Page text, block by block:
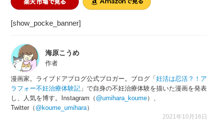
[show_pocke_banner]
海原こうめ
作者
漫画家。ライブドアブログ公式ブロガー。ブログ「妊活は忍活？！ア
ラフォー不妊治療体験記 」で自身の不妊治療体験を描いた漫画を発表
し、人気を博す。Instagram（ @umihara_koume）、
Twitter（ @koume_umihara）
2021年10月16日